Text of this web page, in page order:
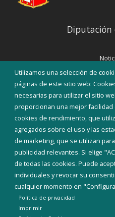
Utilizamos una selección de
páginas de este sitio web:
necesarias para utilizar el sitio
proporcionan una mejor
cookies de rendimiento, que
agregados sobre el uso y las
de marketing, que se utilizan
publicidad relevantes. Si elige
de todas las cookies. Puede
individuales y revocar su
cualquier momento en
Política de privacidad
Imprimir
Diputación
Teléfonos
INICIAR
MAPA